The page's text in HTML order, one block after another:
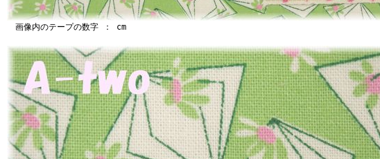
画像内のテープの数字 ： cm